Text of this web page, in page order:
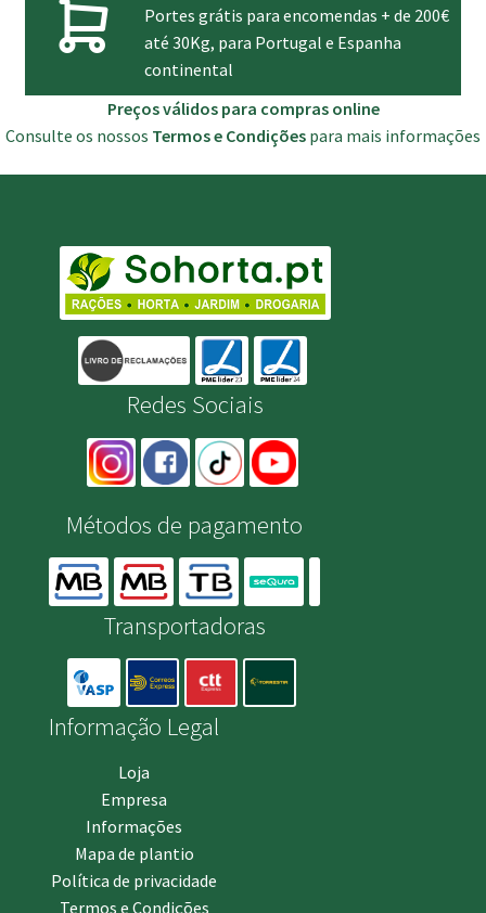
Portes grátis para encomendas + de 200€
até 30Kg, para Portugal e Espanha
continental
Preços válidos para compras online
Consulte os nossos Termos e Condições para mais informações
Redes Sociais
Métodos de pagamento
Transportadoras
Informação Legal
Loja
Empresa
Informações
Mapa de plantio
Política de privacidade
Termos e Condições